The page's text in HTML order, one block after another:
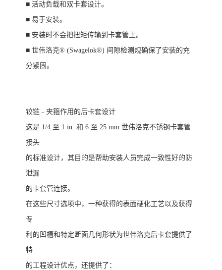
■ 活动负载和双卡套设计。
■ 易于安装。
■ 安装时不会把扭矩传输到卡套管上。
■ 世伟洛克® (Swagelok®) 间隙检测规确保了安装的充
分紧固。
铰链 - 夹箍作用的后卡套设计
这是 1/4 至 1 in. 和 6 至 25 mm 世伟洛克不锈钢卡套管
接头
的标准设计，其目的是帮助安装人员完成一致性好的防
泄漏
的卡套管连接。
在这些尺寸选项中，一种获得的表面硬化工艺以及获得
专
利的凹槽和特定断面几何形状为世伟洛克后卡套提供了
特
的工程设计优点，还提供了：